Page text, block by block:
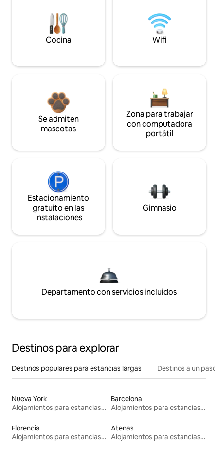
Cocina Wifi
Se admiten
mascotas
Zona para trabajar
con computadora
portátil
Estacionamiento
gratuito en las
instalaciones
Gimnasio
Departamento con servicios incluidos
Destinos para explorar
Destinos populares para estancias largas Destinos a un
Nueva York
Alojamientos para estancias largas
Barcelona
Alojamientos para estancias largas
Florencia
Alojamientos para estancias largas
Atenas
Alojamientos para estancias largas